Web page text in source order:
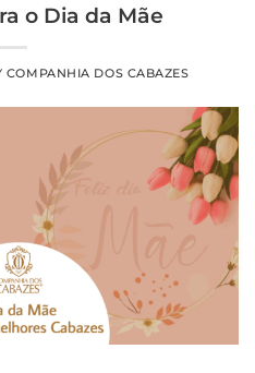
o Dia da Mãe
COMPANHIA DOS CABAZES